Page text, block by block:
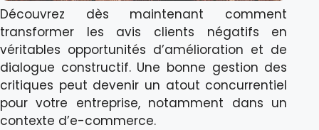
Découvrez dès maintenant comment
transformer les avis clients négatifs en
véritables opportunités d’amélioration et de
dialogue constructif. Une bonne gestion des
critiques peut devenir un atout concurrentiel
pour votre entreprise, notamment dans un
contexte d’e-commerce.